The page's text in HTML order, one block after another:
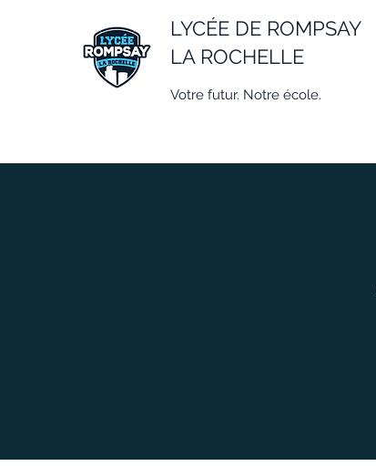
LYCÉE DE ROMPSAY
LA ROCHELLE
Votre futur. Notre école.